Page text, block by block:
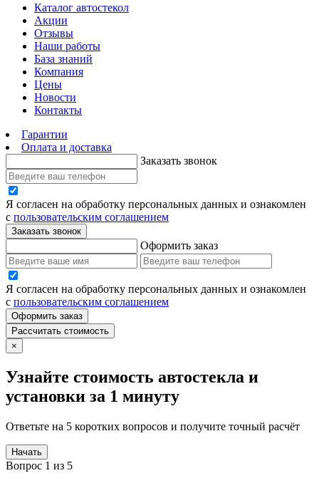
Каталог автостекол
Акции
Отзывы
Наши работы
База знаний
Компания
Цены
Новости
Контакты
Гарантии
Оплата и доставка
Заказать звонок
Я согласен на обработку персональных данных и ознакомлен
с пользовательским соглашением
Заказать звонок
Оформить заказ
Я согласен на обработку персональных данных и ознакомлен
с пользовательским соглашением
Оформить заказ
Рассчитать стоимость
×
Узнайте стоимость автостекла и
установки за 1 минуту
Ответьте на 5 коротких вопросов и получите точный расчёт
Начать
Вопрос 1 из 5